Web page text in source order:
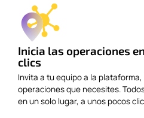
Inicia las operaciones
clics
Invita a tu equipo a la
operaciones que necesites.
en un solo lugar, a unos pocos